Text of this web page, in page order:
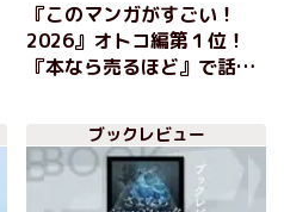
『このマンガがすごい！
2026』オトコ編第１位！
『本なら売るほど』で話題
ォック』冒頭をマンガ化！
ブックレビュー